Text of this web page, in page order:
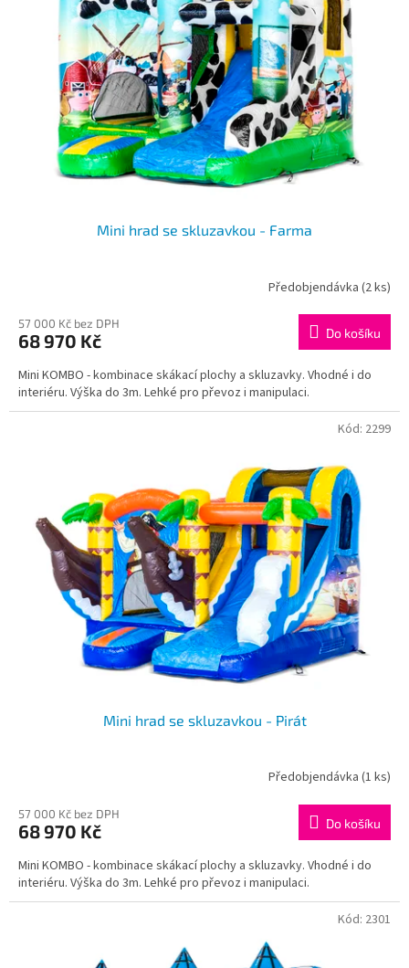
Mini hrad se skluzavkou - Farma
Předobjendávka (2 ks)
57 000 Kč bez DPH
68 970 Kč Do košíku
Mini KOMBO - kombinace skákací plochy a skluzavky. Vhodné i do
interiéru. Výška do 3m. Lehké pro převoz i manipulaci.
Mini hrad se skluzavkou - Pirát
Předobjendávka (1 ks)
57 000 Kč bez DPH
68 970 Kč Do košíku
Mini KOMBO - kombinace skákací plochy a skluzavky. Vhodné i do
interiéru. Výška do 3m. Lehké pro převoz i manipulaci.
Kód: 2299
Kód: 2301